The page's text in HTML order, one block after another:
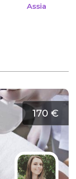
Assia
170 €